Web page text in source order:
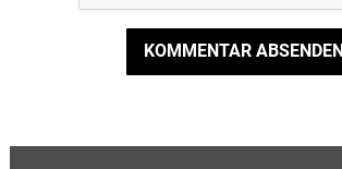
KOMMENTAR ABSENDEN